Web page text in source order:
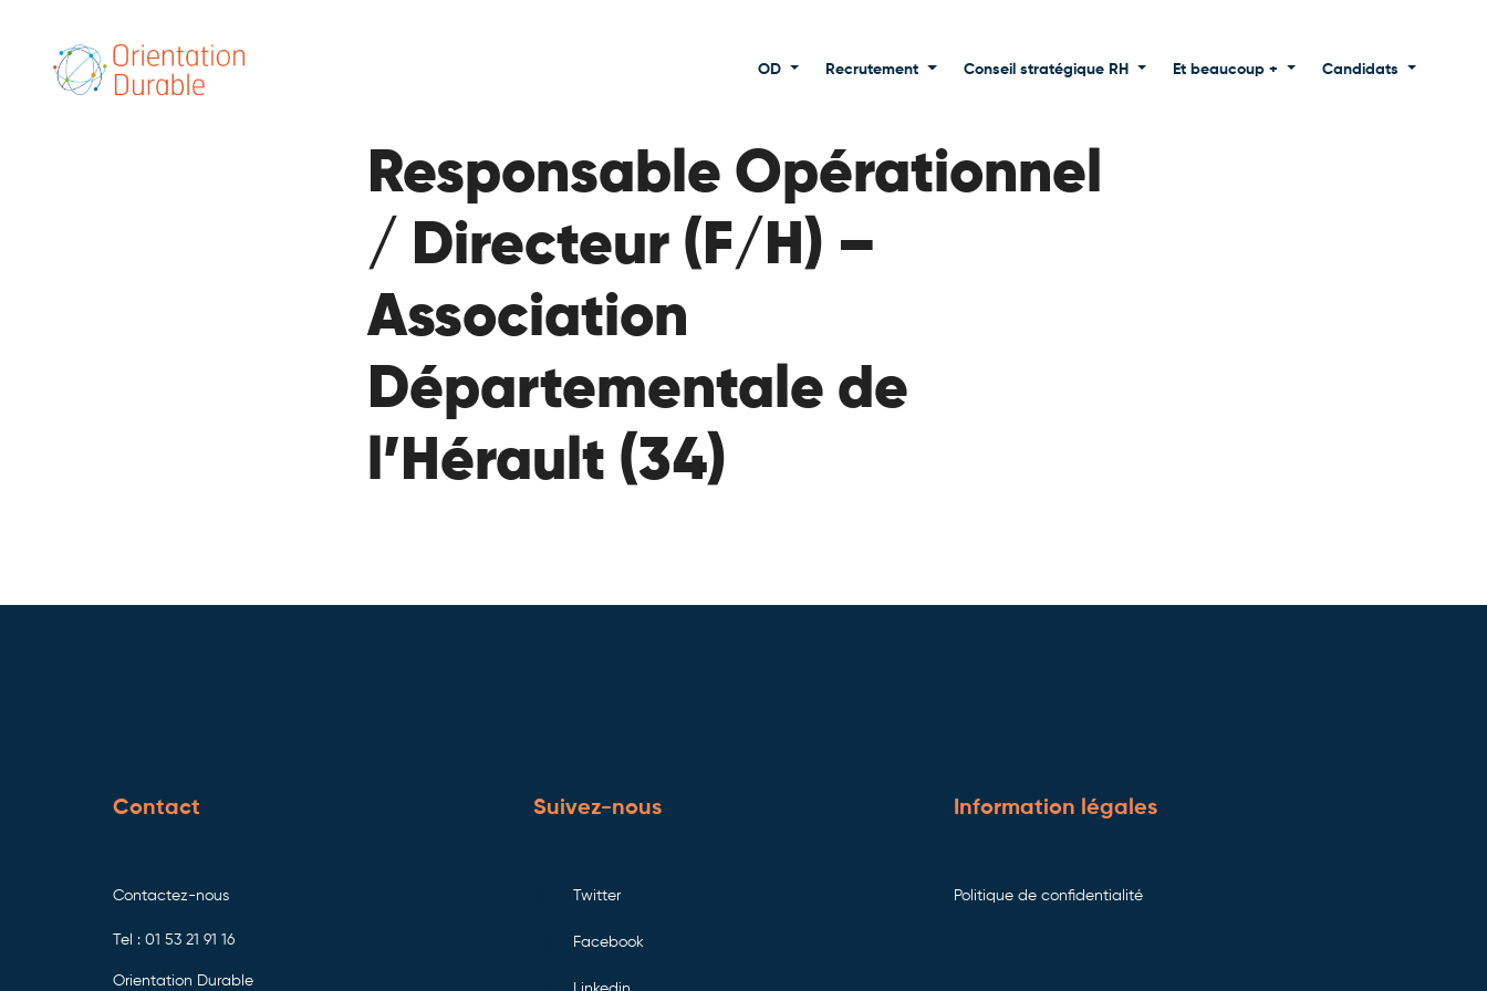
OD Recrutement Conseil stratégique RH Et beaucoup + Candidats
Responsable Opérationnel
/ Directeur (F/H) –
Association
Départementale de
l’Hérault (34)
Contact
Contactez-nous
Tel : 01 53 21 91 16
Orientation Durable
Suivez-nous
Twitter
Facebook
Information légales
Politique de confidentialité